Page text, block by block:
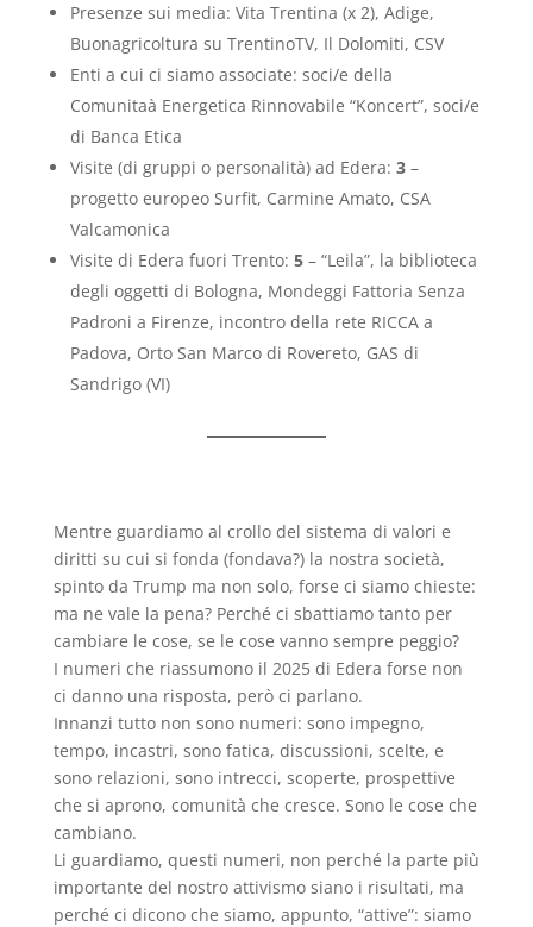
Presenze sui media: Vita Trentina (x 2), Adige,
Buonagricoltura su TrentinoTV, Il Dolomiti, CSV
Enti a cui ci siamo associate: soci/e della
Comunitaà Energetica Rinnovabile “Koncert”, soci/e
di Banca Etica
Visite (di gruppi o personalità) ad Edera: 3–
progetto europeo Surfit, Carmine Amato, CSA
Valcamonica
Visite di Edera fuori Trento: 5– “Leila”, la biblioteca
degli oggetti di Bologna, Mondeggi Fattoria Senza
Padroni a Firenze, incontro della rete RICCA a
Padova, Orto San Marco di Rovereto, GAS di
Sandrigo (VI)
Mentre guardiamo al crollo del sistema di valori e
diritti su cui si fonda (fondava?) la nostra società,
spinto da Trump ma non solo, forse ci siamo chieste:
ma ne vale la pena? Perché ci sbattiamo tanto per
cambiare le cose, se le cose vanno sempre peggio?
I numeri che riassumono il 2025 di Edera forse non
ci danno una risposta, però ci parlano.
Innanzi tutto non sono numeri: sono impegno,
tempo, incastri, sono fatica, discussioni, scelte, e
sono relazioni, sono intrecci, scoperte, prospettive
che si aprono, comunità che cresce. Sono le cose che
cambiano.
Li guardiamo, questi numeri, non perché la parte più
importante del nostro attivismo siano i risultati, ma
perché ci dicono che siamo, appunto, “attive”: siamo